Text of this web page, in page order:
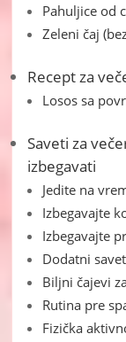
Pahuljice od
Zeleni čaj
Recept za
Losos sa
Saveti za
izbegavati
Jedite na
Izbegavajte
Izbegavajte
Dodatni
Biljni čajevi
Rutina pre
Fizička